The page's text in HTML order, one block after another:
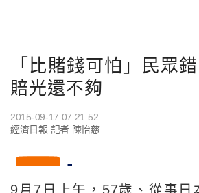
「比賭錢可怕」民眾
賠光還不夠
2015-09-17 07:21:52
經濟日報 記者 陳怡慈
9月7日上午，57歲、從事日